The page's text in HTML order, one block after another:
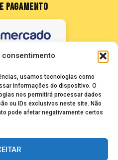
consentimento
usamos tecnologias como
informações do dispositivo. O
nos permitirá processar dados
ou IDs exclusivos neste site. Não
pode afetar negativamente certos
PAGAMENTO